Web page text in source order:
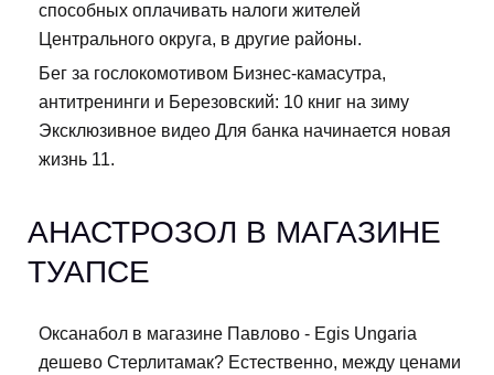
способных оплачивать налоги жителей
Центрального округа, в другие районы.
Бег за гослокомотивом Бизнес-камасутра,
антитренинги и Березовский: 10 книг на зиму
Эксклюзивное видео Для банка начинается новая
жизнь 11.
АНАСТРОЗОЛ В МАГАЗИНЕ
ТУАПСЕ
Оксанабол в магазине Павлово - Egis Ungaria
дешево Стерлитамак? Естественно, между ценами